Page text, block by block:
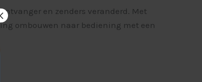
en zenders veranderd. Met
ombouwen naar bediening met een